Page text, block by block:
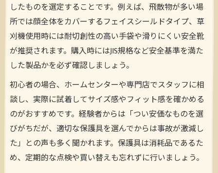
したものを選定することです。例えば、飛散物が多い場
所では顔全体をカバーするフェイスシールドタイプ、草
刈機使用時には耐切創性の高い手袋や滑りにくい安全靴
が推奨されます。購入時にはJIS規格など安全基準を満た
した製品かを必ず確認しましょう。
初心者の場合、ホームセンターや専門店でスタッフに相
談し、実際に試着してサイズ感やフィット感を確かめる
のがおすすめです。経験者からは「つい安価なものを選
びがちだが、適切な保護具を選んでからは事故が激減し
た」との声も多く聞かれます。保護具は消耗品であるた
め、定期的な点検や買い替えも忘れずに行いましょう。